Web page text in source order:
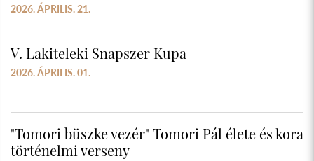
2026. ÁPRILIS. 21.
V. Lakiteleki Snapszer Kupa
2026. ÁPRILIS. 01.
"Tomori büszke vezér" Tomori Pál élete és kora
történelmi verseny